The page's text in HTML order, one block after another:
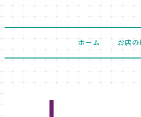
ホーム お店